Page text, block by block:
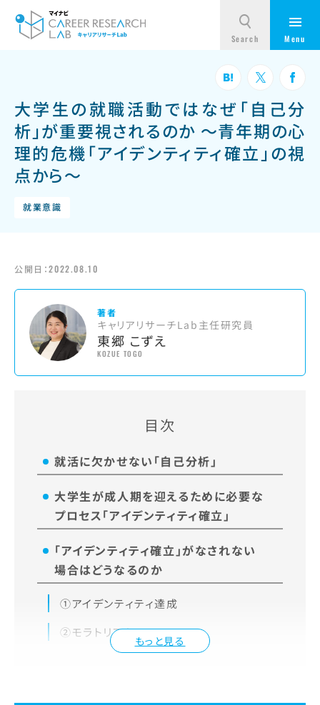
大学生の就職活動ではなぜ「自己分
析」が重要視されるのか ～青年期の心
理的危機「アイデンティティ確立」の視
点から～
就業意識
公開日：2022.08.10
著者
キャリアリサーチLab主任研究員
東郷 こずえ
KOZUE TOGO
目次
もっと見る
就活に欠かせない「自己分析」
大学生が成人期を迎えるために必要な
プロセス「アイデンティティ確立」
「アイデンティティ確立」がなされない
場合はどうなるのか
①アイデンティティ達成
②モラトリアム